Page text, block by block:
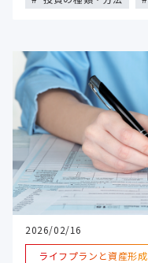
2026/02/16
ライフプランと資産形成